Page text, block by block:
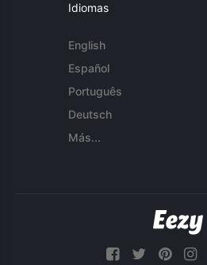
Idiomas
English
Español
Português
Deutsch
Más...